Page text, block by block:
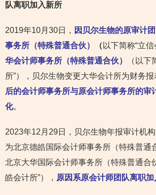
队离职加入新所
2019年10月30日， 因贝尔生物的原审计
事务所（特殊普通合伙）
（以下简称“立信
华会计师事务所（特殊普通合伙）
（以下
所”），贝尔生物变更大华会计所为财务报
后的会计师事务所与原会计师事务所的审
化。
2023年12月29日，贝尔生物年报审计机
为北京德皓国际会计师事务所（特殊普通
北京大华国际会计师事务所（特殊普通合
皓会计所”）， 原因系原会计师团队离职加